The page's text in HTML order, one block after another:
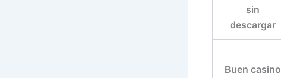
sin
descargar
Buen casino